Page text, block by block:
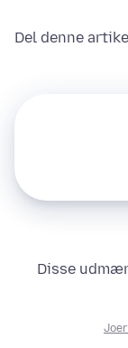
Del denne
Disse